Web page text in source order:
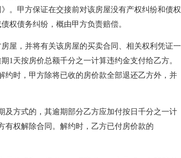
。甲方保证在交接前对该房屋没有产权纠纷和债权
权债务纠纷，概由甲方负责赔偿。
屋，并将有关该房屋的买卖合同、相关权利凭证一
1天按房价总额千分之一计算违约金支付给乙方。
约时，甲方除将已收的房价款全部退还乙方外，并
及方式的，其逾期部分乙方应加付按日千分之一计
有权解除合同。解约时，乙方已付房价款的